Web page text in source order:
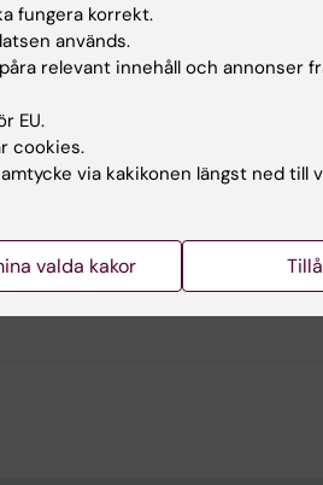
Solna.
"RNA metabolism as a readout
C1.SciLife.Pelechano, C1.SciLife
fungera korrekt.
används.
relevant innehåll och annonser
EU.
cookies.
via kakikonen längst ned till
valda kakor